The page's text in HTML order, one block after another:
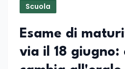
Scuola
Esame di
via il 18 giugno: